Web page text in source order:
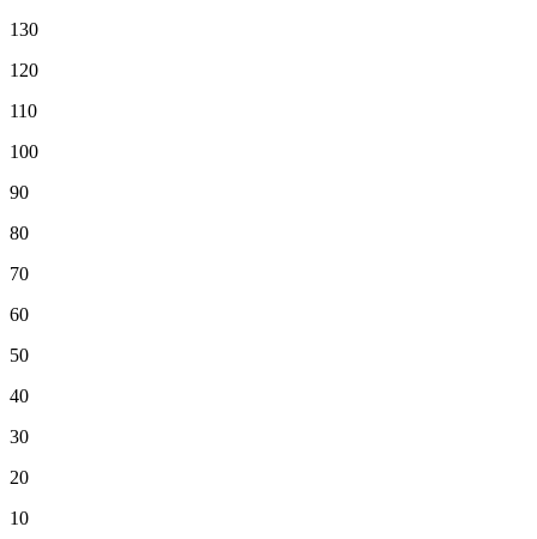
130
120
110
100
90
80
70
60
50
40
30
20
10